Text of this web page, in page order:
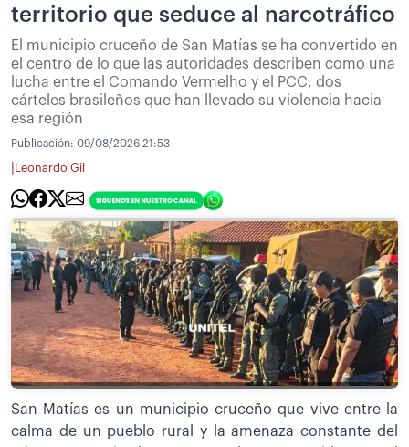
territorio que seduce al narcotráfico
El municipio cruceño de San Matías se ha convertido en
el centro de lo que las autoridades describen como una
lucha entre el Comando Vermelho y el PCC, dos
cárteles brasileños que han llevado su violencia hacia
esa región
Publicación: 09/08/2026 21:53
Leonardo Gil
San Matías es un municipio cruceño que vive entre la
calma de un pueblo rural y la amenaza constante del